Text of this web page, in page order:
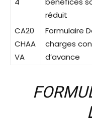
réduit
CA20
CHAA
VA
Formulaire
charges
d’avance